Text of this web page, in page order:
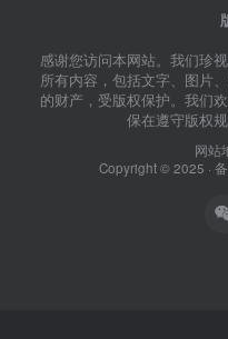
感谢您访问本网站。我们珍
所有内容，包括文字、图片
的财产，受版权保护。我们
保在遵守版权
网站
Copyright © 2025 ·